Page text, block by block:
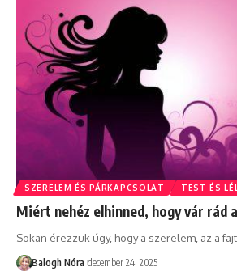
SZERELEM ÉS PÁRKAPCSOLAT TEST ÉS
Miért nehéz elhinned, hogy vár rád
Sokan érezzük úgy, hogy a szerelem, az a
Balogh Nóra december 24, 2025